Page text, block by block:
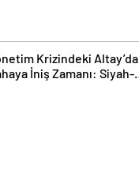
Krizindeki Altay’da
İniş Zamanı: Siyah-